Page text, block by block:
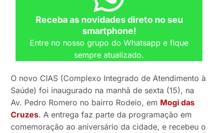
Receba as novidades direto no seu
smartphone!
Entre no nosso grupo do Whatsapp e fique
sempre atualizado.
O novo CIAS (Complexo Integrado de Atendimento à
Saúde) foi inaugurado na manhã de sexta (15), na
Av. Pedro Romero no bairro Rodeio, em Mogi das
Cruzes. A entrega faz parte da programação em
comemoração ao aniversário da cidade, e recebeu o